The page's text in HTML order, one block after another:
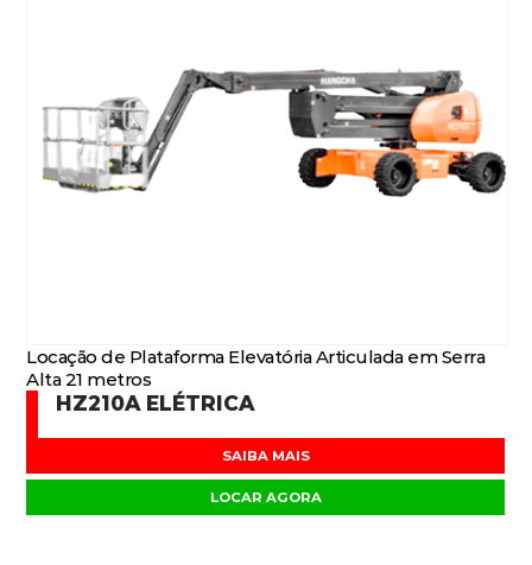
Locação de Plataforma Elevatória Articulada em Serra
Alta 21 metros
HZ210A ELÉTRICA
SAIBA MAIS
LOCAR AGORA